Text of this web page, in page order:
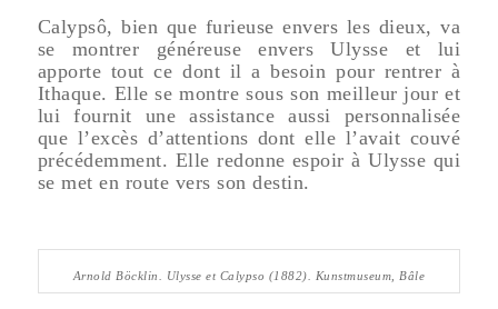
Calypsô, bien que furieuse envers les dieux, va
se montrer généreuse envers Ulysse et lui
apporte tout ce dont il a besoin pour rentrer à
Ithaque. Elle se montre sous son meilleur jour et
lui fournit une assistance aussi personnalisée
que l’excès d’attentions dont elle l’avait couvé
précédemment. Elle redonne espoir à Ulysse qui
se met en route vers son destin.
Arnold Böcklin. Ulysse et Calypso (1882). Kunstmuseum, Bâle